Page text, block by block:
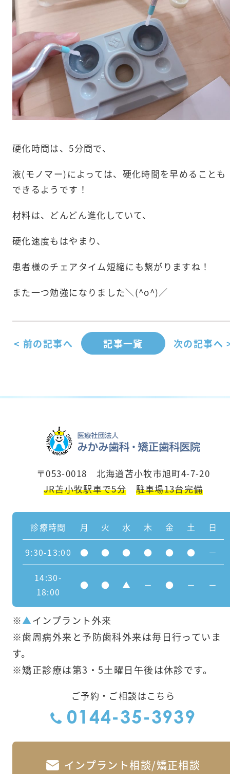
硬化時間は、5分間で、
液(モノマー)によっては、硬化時間を早めることも
できるようです！
材料は、どんどん進化していて、
硬化速度もはやまり、
患者様のチェアタイム短縮にも繋がりますね！
また一つ勉強になりました＼(^o^)／
< 前の記事へ 記事一覧 次の記事へ
〒053-0018 北海道苫小牧市旭町4-7-20
JR苫小牧駅車で5分
駐車場13台完備
診療時間 月 火 水 木 金 土 日
9:30-13:00 ● ● ● ● ● ● －
14:30-
18:00
● ● ▲ － ● － －
※▲インプラント外来
※歯周病外来と予防歯科外来は毎日行っていま
す。
※矯正診療は第3・5土曜日午後は休診です。
ご予約・ご相談はこちら
0144-35-3939
インプラント相談/矯正相談